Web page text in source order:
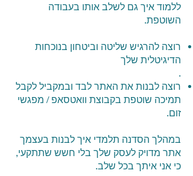
ללמוד איך גם לשלב אותו בעבודה
השוטפת.
רוצה להרגיש שליטה וביטחון בנוכחות
הדיגיטלית שלך
.
רוצה לבנות את האתר לבד ובמקביל לקבל
תמיכה שוטפת בקבוצת וואטסאפ / מפגשי
זום.
במהלך הסדנה תלמדי איך לבנות בעצמך
אתר מדויק לעסק שלך בלי חשש שתתקעי,
כי אני איתך בכל שלב.